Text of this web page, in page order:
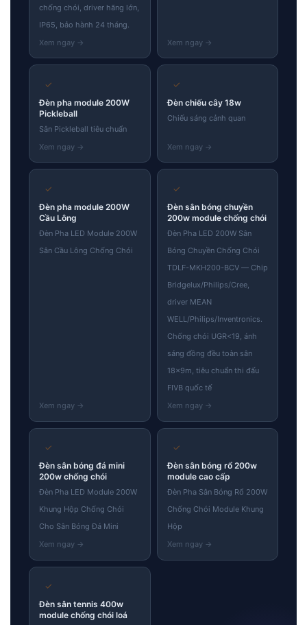
chống chói, driver hãng lớn,
IP65, bảo hành 24 tháng.
✓
Đèn pha module 200W
Pickleball
Sân Pickleball tiêu chuẩn
✓
Đèn chiếu cây 18w
Chiếu sáng cảnh quan
✓
Đèn pha module 200W
Cầu Lông
Đèn Pha LED Module 200W
Sân Cầu Lông Chống Chói
✓
Đèn sân bóng chuyền
200w module chống chói
Đèn Pha LED 200W Sân
Bóng Chuyền Chống Chói
TDLF-MKH200-BCV — Chip
Bridgelux/Philips/Cree,
driver MEAN
WELL/Philips/Inventronics.
Chống chói UGR<19, ánh
sáng đồng đều toàn sân
18×9m, tiêu chuẩn thi đấu
FIVB quốc tế
✓
Đèn sân bóng đá mini
200w chống chói
Đèn Pha LED Module 200W
Khung Hộp Chống Chói
Cho Sân Bóng Đá Mini
✓
Đèn sân bóng rổ 200w
module cao cấp
Đèn Pha Sân Bóng Rổ 200W
Chống Chói Module Khung
Hộp
✓
Đèn sân tennis 400w
module chống chói loá